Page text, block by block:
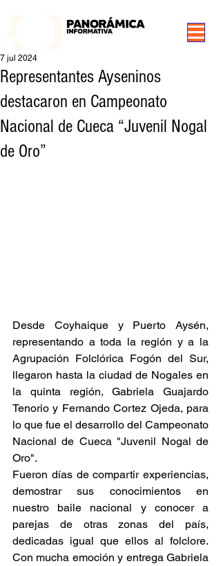
Representantes Ayseninos
destacaron en Campeonato
Nacional de Cueca “Juvenil Nogal
de Oro”
7 jul 2024
Desde Coyhaique y Puerto Aysén,
representando a toda la región y a la
Agrupación Folclórica Fogón del Sur,
llegaron hasta la ciudad de Nogales en
la quinta región, Gabriela Guajardo
Tenorio y Fernando Cortez Ojeda, para
lo que fue el desarrollo del Campeonato
Nacional de Cueca "Juvenil Nogal de
Oro".
Fueron días de compartir experiencias,
demostrar sus conocimientos en
nuestro baile nacional y conocer a
parejas de otras zonas del país,
dedicadas igual que ellos al folclore.
Con mucha emoción y entrega Gabriela